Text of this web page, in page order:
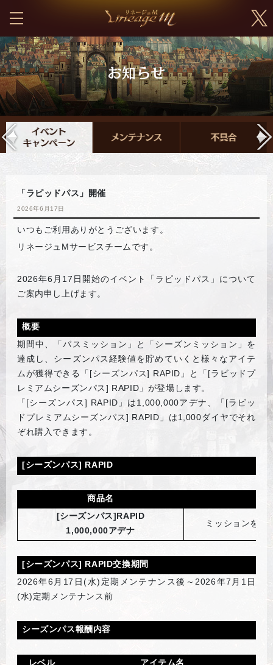
「ラピッドパス」開催
2026年6月17日
いつもご利用ありがとうございます。
リネージュMサービスチームです。
2026年6月17日開始のイベント「ラピッドパス」について
ご案内申し上げます。
概要
期間中、「パスミッション」と「シーズンミッション」を
達成し、シーズンパス経験値を貯めていくと様々なアイテ
ムが獲得できる「[シーズンパス] RAPID」と「[ラビッドプ
レミアムシーズンパス] RAPID」が登場します。
「[シーズンパス] RAPID」は1,000,000アデナ、「[ラビッ
ドプレミアムシーズンパス] RAPID」は1,000ダイヤでそれ
ぞれ購入できます。
[シーズンパス] RAPID
商品名
[シーズンパス]RAPID
1,000,000アデナ
ミッションを進
[シーズンパス] RAPID交換期間
2026年6月17日(水)定期メンテナンス後～2026年7月1日
(水)定期メンテナンス前
シーズンパス報酬内容
レベル
アイテム名